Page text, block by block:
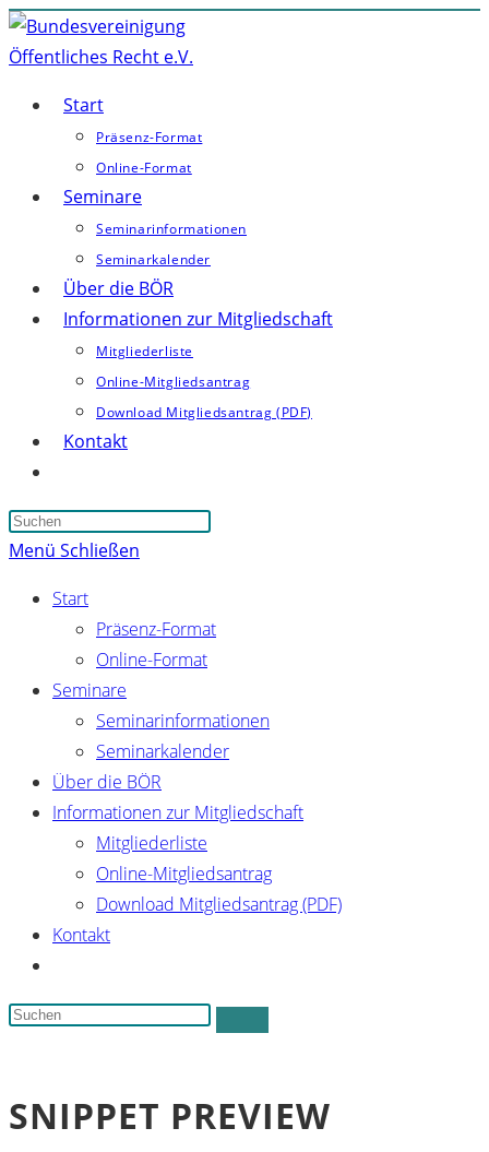
Zum
Inhalt
Start
Präsenz-Format
Online-Format
Seminare
Seminarinformationen
Seminarkalender
Über die BÖR
Informationen zur Mitgliedschaft
Mitgliederliste
Online-Mitgliedsantrag
Download Mitgliedsantrag (PDF)
Kontakt
umschalten
Press
the
Menü Schließen
Start
Präsenz-Format
Online-Format
Seminare
Seminarinformationen
Seminarkalender
Über die BÖR
Informationen zur Mitgliedschaft
Mitgliederliste
Online-Mitgliedsantrag
Download Mitgliedsantrag (PDF)
Kontakt
umschalten
Diese
SNIPPET PREVIEW